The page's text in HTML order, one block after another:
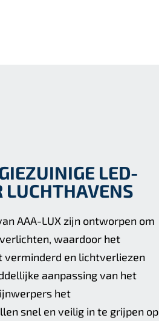
LED-
LUCHTHAVENS
AAA-LUX zijn ontworpen om
waardoor het
en lichtverliezen
aanpassing van het
het
snel en veilig in te grijpen op